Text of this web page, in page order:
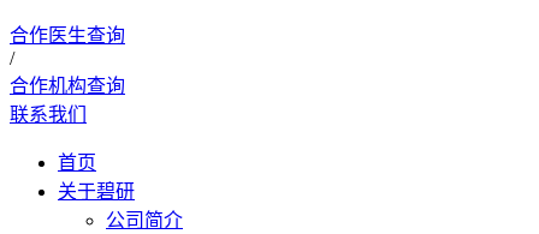
合作医生查询
/
合作机构查询
联系我们
首页
关于碧研
公司简介